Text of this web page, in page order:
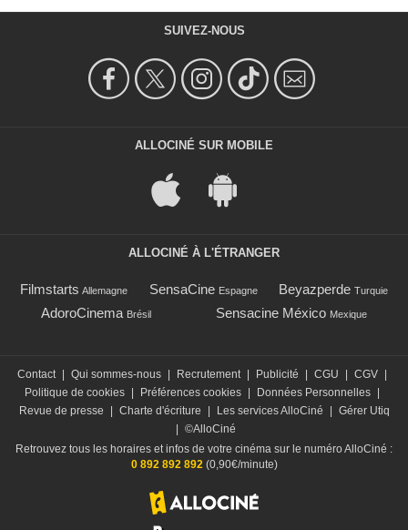
SUIVEZ-NOUS
ALLOCINÉ SUR MOBILE
ALLOCINÉ À L'ÉTRANGER
Filmstarts Allemagne SensaCine Espagne Beyazperde Turquie
AdoroCinema Brésil Sensacine México Mexique
Contact Qui sommes-nous Recrutement Publicité CGU CGV
Politique de cookies
Préférences cookies Données Personnelles
Revue de presse
Charte d'écriture Les services AlloCiné
Gérer Utiq
©AlloCiné
Retrouvez tous les horaires et infos de votre cinéma sur le numéro AlloCiné :
0 892 892 892(0,90€/minute)